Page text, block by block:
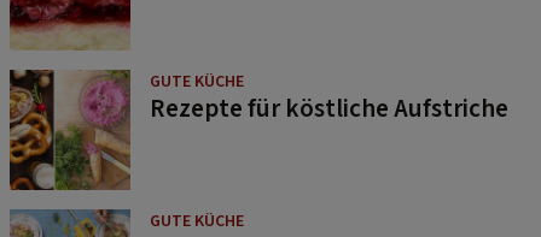
GUTE KÜCHE
Rezepte für köstliche Aufstriche
GUTE KÜCHE